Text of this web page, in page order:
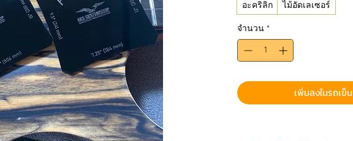
อะคริลิก ไม้อัดเลเซอร์
จำนวน *
เพิ่มลงในรถเข็น